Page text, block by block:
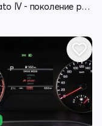
Kia Cerato IV - поколение рестайлинг